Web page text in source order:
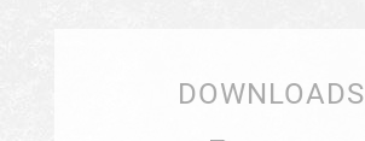
DOWNLOADS